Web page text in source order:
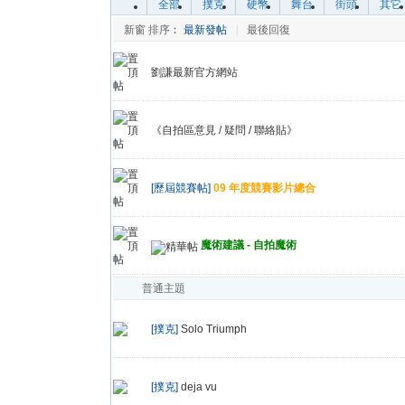
全部 撲克 硬幣 舞台 街頭 其它
新窗 排序︰ 最新發帖 最後回復
劉謙最新官方網站
《自拍區意見 / 疑問 / 聯絡貼》
[歷屆競賽帖] 09 年度競賽影片總合
魔術建議 - 自拍魔術
普通主題
[撲克] Solo Triumph
[撲克] deja vu